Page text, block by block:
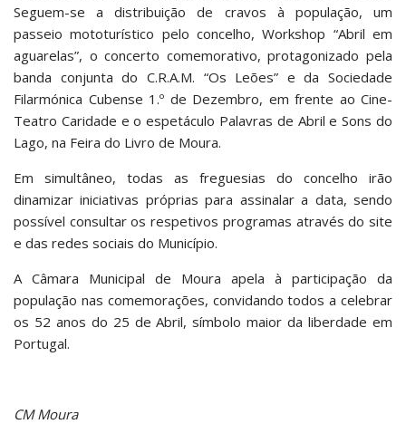
Seguem-se a distribuição de cravos à população, um
passeio mototurístico pelo concelho, Workshop “Abril em
aguarelas”, o concerto comemorativo, protagonizado pela
banda conjunta do C.R.A.M. “Os Leões” e da Sociedade
Filarmónica Cubense 1.º de Dezembro, em frente ao Cine-
Teatro Caridade e o espetáculo Palavras de Abril e Sons do
Lago, na Feira do Livro de Moura.
Em simultâneo, todas as freguesias do concelho irão
dinamizar iniciativas próprias para assinalar a data, sendo
possível consultar os respetivos programas através do site
e das redes sociais do Município.
A Câmara Municipal de Moura apela à participação da
população nas comemorações, convidando todos a celebrar
os 52 anos do 25 de Abril, símbolo maior da liberdade em
Portugal.
CM Moura